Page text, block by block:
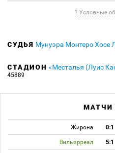
? Условные
СУДЬЯ Мунуэра Монтеро Хосе
СТАДИОН «Месталья (Луис
45889
МАТЧИ
Жирона 0:1
Вильярреал 5:1